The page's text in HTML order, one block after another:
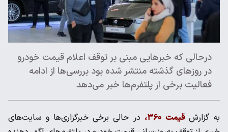
درحالی که خبرهایی مبنی بر توقف اعلام قیمت خودرو
در روزهای گذشته منتشر شده بود بررسی‌ها از ادامه
فعالیت برخی از پلتفرم‌ها خبر می‌دهد
به گزارشقیمت ۳۶۰،
در حالی‌ برخی خبرگزاری‌ها و سایت‌های